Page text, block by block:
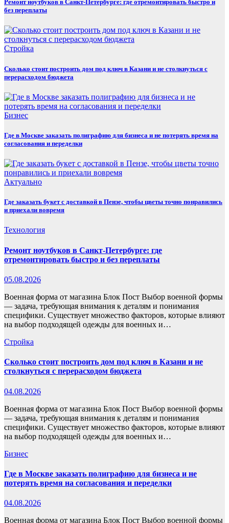
Ремонт ноутбуков в Санкт-Петербурге: где отремонтировать быстро и
без переплаты
Стройка
Сколько стоит построить дом под ключ в Казани и не столкнуться с
перерасходом бюджета
Бизнес
Где в Москве заказать полиграфию для бизнеса и не потерять время на
согласования и переделки
Актуально
Где заказать букет с доставкой в Пензе, чтобы цветы точно понравились
и приехали вовремя
Технология
Ремонт ноутбуков в Санкт-Петербурге: где
отремонтировать быстро и без переплаты
05.08.2026
Военная форма от магазина Блок Пост Выбор военной формы
— задача, требующая внимания к деталям и понимания
специфики. Существует множество факторов, которые влияют
на выбор подходящей одежды для военных и…
Стройка
Сколько стоит построить дом под ключ в Казани и не
столкнуться с перерасходом бюджета
04.08.2026
Военная форма от магазина Блок Пост Выбор военной формы
— задача, требующая внимания к деталям и понимания
специфики. Существует множество факторов, которые влияют
на выбор подходящей одежды для военных и…
Бизнес
Где в Москве заказать полиграфию для бизнеса и не
потерять время на согласования и переделки
04.08.2026
Военная форма от магазина Блок Пост Выбор военной формы